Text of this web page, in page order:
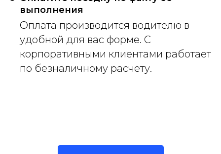
выполнения
Оплата производится водителю в
удобной для вас форме. С
корпоративными клиентами работает
по безналичному расчету.